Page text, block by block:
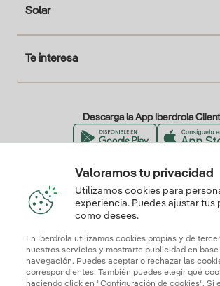
Solar
Te interesa
Descarga la App Iberdrola
Nuestros certificados de
Valoramos tu privacidad
Utilizamos cookies para
experiencia. Puedes ajustar tus
como desees.
En Iberdrola utilizamos cookies propias y de
nuestros servicios y mostrarte publicidad en
navegación. Puedes aceptar o rechazar las
correspondientes. También puedes elegir qué
haciendo click en "Configuración de cookies". Si